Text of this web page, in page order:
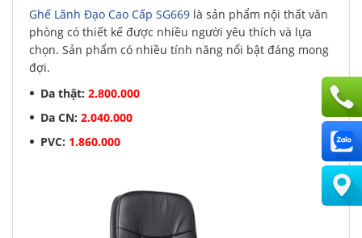
Ghế Lãnh Đạo Cao Cấp SG669 là sản phẩm nội thất văn
phòng có thiết kế được nhiều người yêu thích và lựa
chọn. Sản phẩm có nhiều tính năng nổi bật đáng mong
đợi.
Da thật: 2.800.000
Da CN: 2.040.000
PVC: 1.860.000